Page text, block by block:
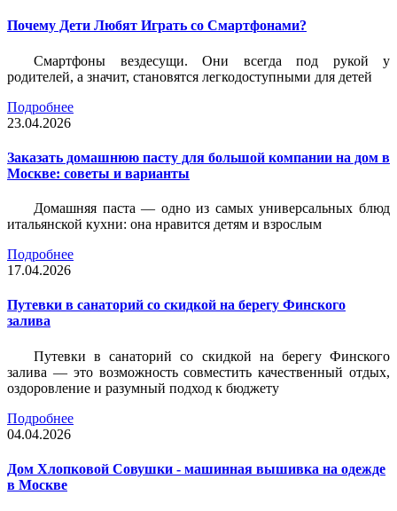
Почему Дети Любят Играть со Смартфонами?
Смартфоны вездесущи. Они всегда под рукой у
родителей, а значит, становятся легкодоступными для детей
Подробнее
23.04.2026
Заказать домашнюю пасту для большой компании на дом в
Москве: советы и варианты
Домашняя паста — одно из самых универсальных блюд
итальянской кухни: она нравится детям и взрослым
Подробнее
17.04.2026
Путевки в санаторий со скидкой на берегу Финского
залива
Путевки в санаторий со скидкой на берегу Финского
залива — это возможность совместить качественный отдых,
оздоровление и разумный подход к бюджету
Подробнее
04.04.2026
Дом Хлопковой Совушки - машинная вышивка на одежде
в Москве